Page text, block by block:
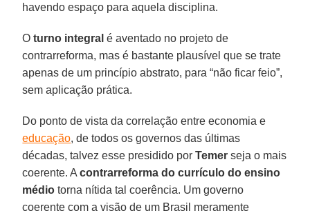
havendo espaço para aquela disciplina.
O turno integral é aventado no projeto de
contrarreforma, mas é bastante plausível que se trate
apenas de um princípio abstrato, para “não ficar feio”,
sem aplicação prática.
Do ponto de vista da correlação entre economia e
educação, de todos os governos das últimas
décadas, talvez esse presidido porTemer seja o mais
coerente. Acontrarreforma do currículo do ensino
médio torna nítida tal coerência. Um governo
coerente com a visão de um Brasil meramente